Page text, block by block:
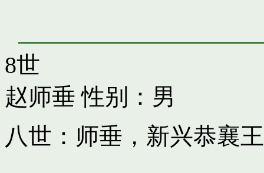
8世
赵师垂 性别：男
八世：师垂，新兴恭襄王